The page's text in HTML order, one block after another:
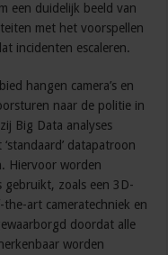
een duidelijk beeld van
met het voorspellen
incidenten escaleren.
hangen camera’s en
naar de politie in
Big Data analyses
datapatroon
Hiervoor worden
gebruikt, zoals een 3D-
art cameratechniek en
doordat alle
worden